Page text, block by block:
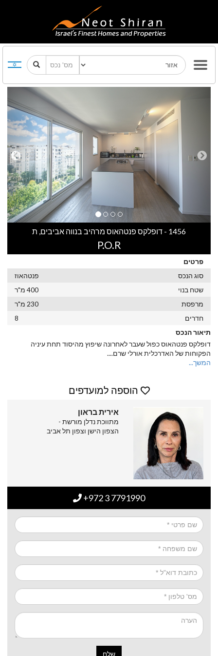
Previous Next
1456 - דופלקס פנטהאוס מרהיב בנווה אביבים, ת
P.O.R
פרטים
סוג הנכס
פנטהאוז
שטח בנוי
400 מ"ר
מרפסת
230 מ"ר
חדרים
8
תיאור הנכס
דופלקס פנטהאוס כפול שעבר לאחרונה שיפוץ מהיסוד תחת עיניה
הפקוחות של האדרכלית אורלי שרם....
המשך...
הוספה למועדפים
אירית בראון
מתווכת נדלן מורשת -
הצפון הישן וצפון תל אביב
+972 3 7791990
שלח